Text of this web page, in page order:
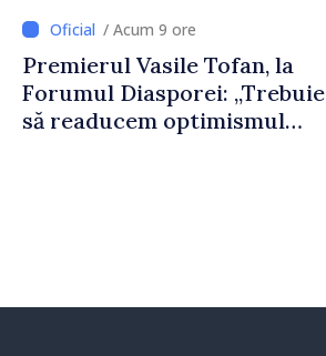
dumneavoastră pentru a
construi comunități mai
puternice”
/ Acum 9 ore
Premierul Vasile Tofan, la
Forumul Diasporei: „Trebuie
să readucem optimismul